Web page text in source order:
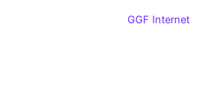
GGF Internet